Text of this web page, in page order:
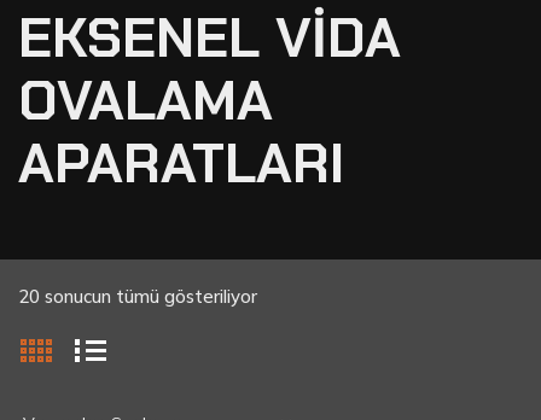
EKSENEL VİDA
OVALAMA
APARATLARI
20 sonucun tümü gösteriliyor